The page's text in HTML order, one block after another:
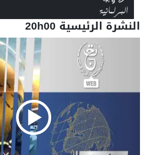
النشرة الرئيسية 20h00